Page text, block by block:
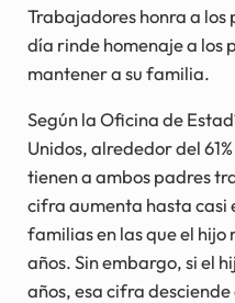
Trabajadores honra a
día rinde homenaje a los
mantener a su familia.
Según la Oficina de
Unidos, alrededor del
tienen a ambos padres
cifra aumenta hasta casi
familias en las que el hijo
años. Sin embargo, si el
años, esa cifra